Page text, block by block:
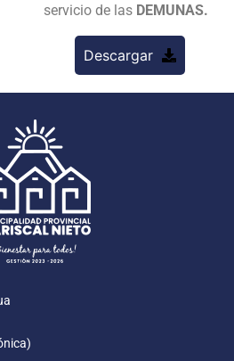
servicio de las DEMUNAS.
Descargar